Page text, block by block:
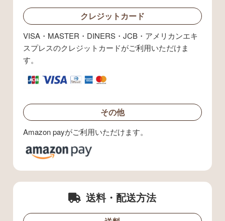
クレジットカード
VISA・MASTER・DINERS・JCB・アメリカンエキ
スプレスのクレジットカードがご利用いただけま
す。
その他
Amazon payがご利用いただけます。
送料・配送方法